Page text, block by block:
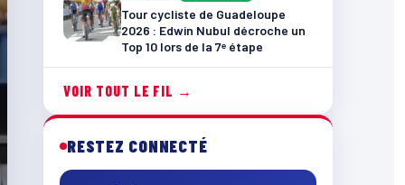
Tour cycliste de Guadeloupe
2026 : Edwin Nubul décroche un
Top 10 lors de la 7ᵉ étape
VOIR TOUT LE FIL →
RESTEZ CONNECTÉ